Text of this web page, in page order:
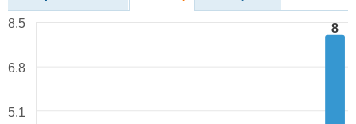
8
8.5
6.8
5.1